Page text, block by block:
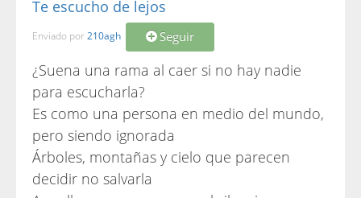
Te escucho de lejos
Enviado por 210agh Seguir
¿Suena una rama al caer si no hay nadie
para escucharla?
Es como una persona en medio del mundo,
pero siendo ignorada
Árboles, montañas y cielo que parecen
decidir no salvarla